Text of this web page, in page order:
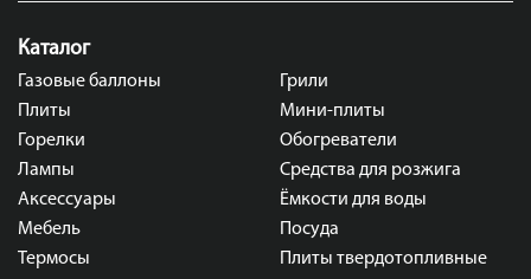
Каталог
Газовые баллоны
Плиты
Грили
Мини-плиты
Горелки
Лампы
Обогреватели
Средства для розжига
Аксессуары
Мебель
Ёмкости для воды
Посуда
Термосы
Плиты твердотопливные